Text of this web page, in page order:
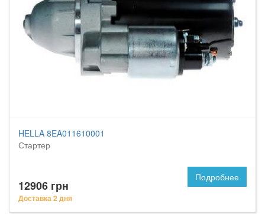
HELLA 8EA011610001
Стартер
12906 грн
Доставка 2 дня
Подробнее